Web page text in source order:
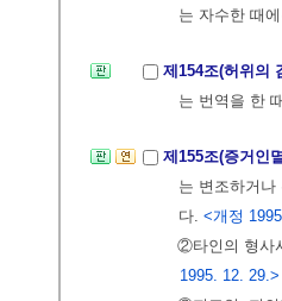
는 자수한 때
제154조(허위의
는 번역을 한
제155조(증거인
는 변조하거
다. <개정
②타인의 형사
1995. 12. 29.>